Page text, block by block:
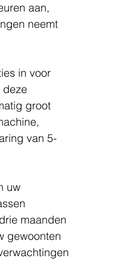
aan,
neemt
in voor
deze
groot
van 5-
uw
maanden
gewoonten